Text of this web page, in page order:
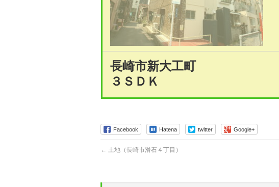
長崎市新大工町
３ＳＤＫ
Facebook Hatena twitter Google+
← 土地（長崎市滑石４丁目）